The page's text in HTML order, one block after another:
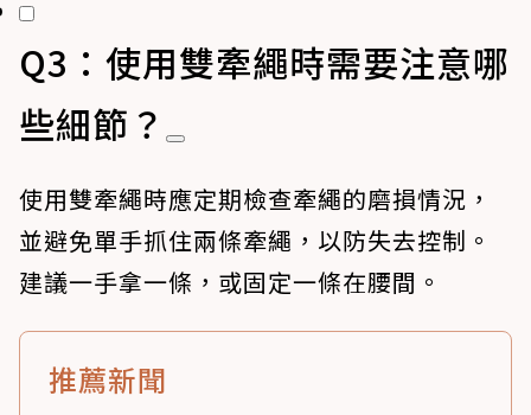
Q3：使用雙牽繩時需要注意哪
些細節？
使用雙牽繩時應定期檢查牽繩的磨損情況，
並避免單手抓住兩條牽繩，以防失去控制。
建議一手拿一條，或固定一條在腰間。
推薦新聞